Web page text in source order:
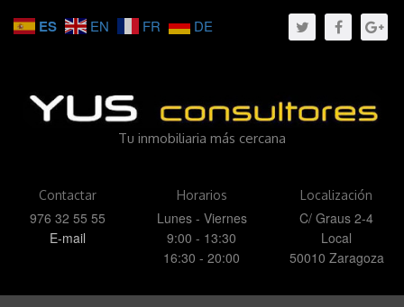
Tu inmobiliaria más cercana
Contactar
976 32 55 55
E-mail
Horarios
Lunes - Viernes
9:00 - 13:30
16:30 - 20:00
Localización
C/ Graus 2-4
Local
50010 Zaragoza
ES EN FR DE